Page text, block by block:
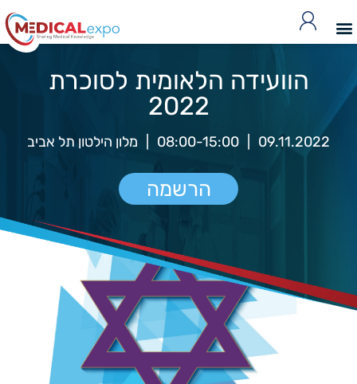
הוועידה הלאומית לסוכרת
2022
09.11.2022
08:00-15:00 מלון הילטון תל אביב
הרשמה